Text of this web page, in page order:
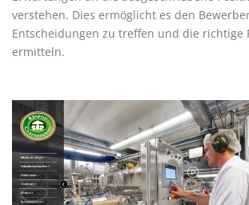
verstehen. Dies ermöglicht es den
Entscheidungen zu treffen und die richtige
ermitteln.